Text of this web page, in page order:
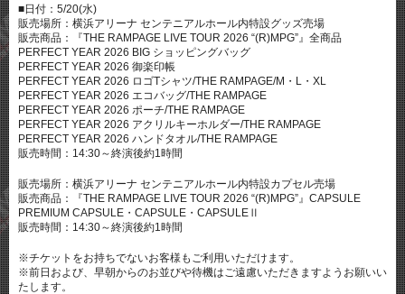
■日付：5/20(水)
販売場所：横浜アリーナ センテニアルホール内特設グッズ売場
販売商品：『THE RAMPAGE LIVE TOUR 2026 “(R)MPG”』全商品
PERFECT YEAR 2026 BIG ショッピングバッグ
PERFECT YEAR 2026 御楽印帳
PERFECT YEAR 2026 ロゴTシャツ/THE RAMPAGE/M・L・XL
PERFECT YEAR 2026 エコバッグ/THE RAMPAGE
PERFECT YEAR 2026 ポーチ/THE RAMPAGE
PERFECT YEAR 2026 アクリルキーホルダー/THE RAMPAGE
PERFECT YEAR 2026 ハンドタオル/THE RAMPAGE
販売時間：14:30～終演後約1時間
販売場所：横浜アリーナ センテニアルホール内特設カプセル売場
販売商品：『THE RAMPAGE LIVE TOUR 2026 “(R)MPG”』CAPSULE
PREMIUM CAPSULE・CAPSULE・CAPSULEⅡ
販売時間：14:30～終演後約1時間
※チケットをお持ちでないお客様もご利用いただけます。
※前日および、早朝からのお並びや待機はご遠慮いただきますようお願いい
たします。